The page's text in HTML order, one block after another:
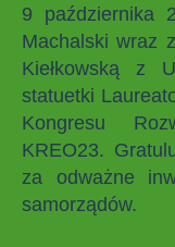
9 października
Machalski wraz
Kiełkowską z
statuetki
Kongresu
KREO23.
za odważne
samorządów.